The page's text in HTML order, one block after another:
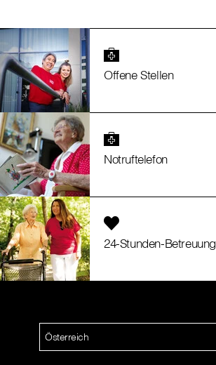
Offene Stellen
Notruftelefon
24-Stunden-Betreuung
Österreich